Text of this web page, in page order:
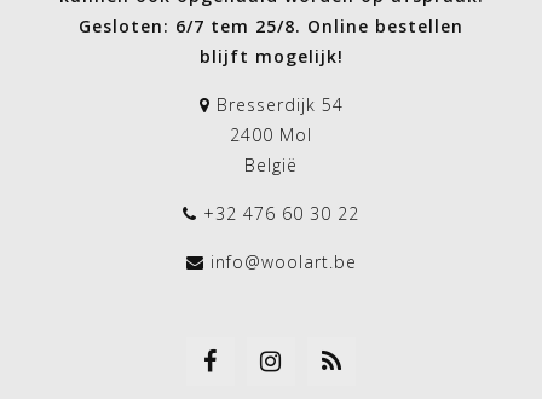
Gesloten: 6/7 tem 25/8. Online bestellen
blijft mogelijk!
Bresserdijk 54
2400 Mol
België
+32 476 60 30 22
info@woolart.be